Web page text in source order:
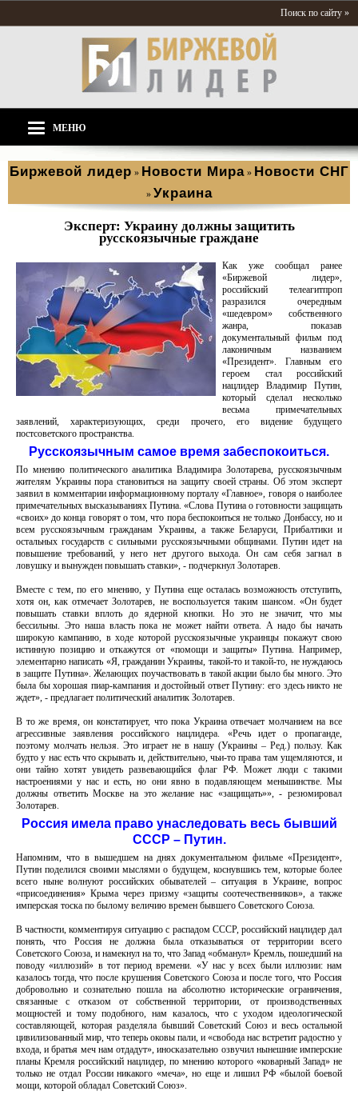
Поиск по сайту »
МЕНЮ
Биржевой лидер » Новости Мира » Новости СНГ
» Украина
Эксперт: Украину должны защитить
русскоязычные граждане
Как уже сообщал ранее
«Биржевой лидер»,
российский телеагитпроп
разразился очередным
«шедевром» собственного
жанра, показав
документальный фильм под
лаконичным названием
«Президент». Главным его
героем стал российский
нацлидер Владимир Путин,
который сделал несколько
весьма примечательных
заявлений, характеризующих, среди прочего, его видение будущего
постсоветского пространства.
Русскоязычным самое время забеспокоиться.
По мнению политического аналитика Владимира Золотарева, русскоязычным
жителям Украины пора становиться на защиту своей страны. Об этом эксперт
заявил в комментарии информационному порталу «Главное», говоря о наиболее
примечательных высказываниях Путина. «Слова Путина о готовности защищать
«своих» до конца говорят о том, что пора беспокоиться не только Донбассу, но и
всем русскоязычным гражданам Украины, а также Беларуси, Прибалтики и
остальных государств с сильными русскоязычными общинами. Путин идет на
повышение требований, у него нет другого выхода. Он сам себя загнал в
ловушку и вынужден повышать ставки», - подчеркнул Золотарев.
Вместе с тем, по его мнению, у Путина еще осталась возможность отступить,
хотя он, как отмечает Золотарев, не воспользуется таким шансом. «Он будет
повышать ставки вплоть до ядерной кнопки. Но это не значит, что мы
бессильны. Это наша власть пока не может найти ответа. А надо бы начать
широкую кампанию, в ходе которой русскоязычные украинцы покажут свою
истинную позицию и откажутся от «помощи и защиты» Путина. Например,
элементарно написать «Я, гражданин Украины, такой-то и такой-то, не нуждаюсь
в защите Путина». Желающих поучаствовать в такой акции было бы много. Это
была бы хорошая пиар-кампания и достойный ответ Путину: его здесь никто не
ждет», - предлагает политический аналитик Золотарев.
В то же время, он констатирует, что пока Украина отвечает молчанием на все
агрессивные заявления российского нацлидера. «Речь идет о пропаганде,
поэтому молчать нельзя. Это играет не в нашу (Украины – Ред.) пользу. Как
будто у нас есть что скрывать и, действительно, чьи-то права там ущемляются, и
они тайно хотят увидеть развевающийся флаг РФ. Может люди с такими
настроениями у нас и есть, но они явно в подавляющем меньшинстве. Мы
должны ответить Москве на это желание нас «защищать»», - резюмировал
Золотарев.
Россия имела право унаследовать весь бывший
СССР – Путин.
Напомним, что в вышедшем на днях документальном фильме «Президент»,
Путин поделился своими мыслями о будущем, коснувшись тем, которые более
всего ныне волнуют российских обывателей – ситуация в Украине, вопрос
«присоединения» Крыма через призму «защиты соотечественников», а также
имперская тоска по былому величию времен бывшего Советского Союза.
В частности, комментируя ситуацию с распадом СССР, российский нацлидер дал
понять, что Россия не должна была отказываться от территории всего
Советского Союза, и намекнул на то, что Запад «обманул» Кремль, пошедший на
поводу «иллюзий» в тот период времени. «У нас у всех были иллюзии: нам
казалось тогда, что после крушения Советского Союза и после того, что Россия
добровольно и сознательно пошла на абсолютно исторические ограничения,
связанные с отказом от собственной территории, от производственных
мощностей и тому подобного, нам казалось, что с уходом идеологической
составляющей, которая разделяла бывший Советский Союз и весь остальной
цивилизованный мир, что теперь оковы пали, и «свобода нас встретит радостно у
входа, и братья меч нам отдадут», иносказательно озвучил нынешние имперские
планы Кремля российский нацлидер, по мнению которого «коварный Запад» не
только не отдал России никакого «меча», но еще и лишил РФ «былой боевой
мощи, которой обладал Советский Союз».